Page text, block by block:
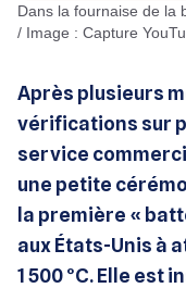
Dans la fournaise de la batterie de chaleur à briques réfractaires
/ Image : Capture
Après plusieurs
vérifications sur
service
une petite
la première «
aux États-Unis à
1 500 °C. Elle est